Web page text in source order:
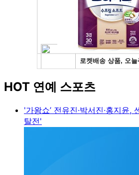
HOT 연예 스포츠
'가왕쇼’ 전유진·박서진·홍지윤,
탈전'